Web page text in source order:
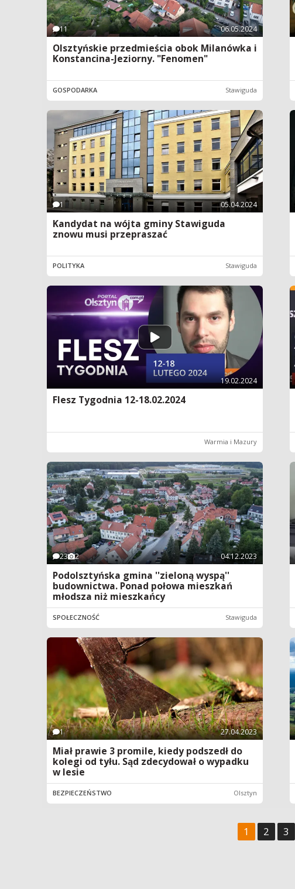
11 06.05.2024
Olsztyńskie przedmieścia obok Milanówka i
Konstancina-Jeziorny. "Fenomen"
GOSPODARKA Stawiguda
1 05.04.2024
Kandydat na wójta gminy Stawiguda
znowu musi przepraszać
POLITYKA Stawiguda
19.02.2024
Flesz Tygodnia 12-18.02.2024
Warmia i Mazury
23 2 04.12.2023
Podolsztyńska gmina ''zieloną wyspą''
budownictwa. Ponad połowa mieszkań
młodsza niż mieszkańcy
SPOŁECZNOŚĆ Stawiguda
1 27.04.2023
Miał prawie 3 promile, kiedy podszedł do
kolegi od tyłu. Sąd zdecydował o wypadku
w lesie
BEZPIECZEŃSTWO Olsztyn
1 2 3